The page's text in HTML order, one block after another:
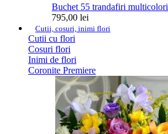
Buchet 55 trandafiri multicolori
795,00 lei
Cutii, cosuri, inimi flori
Cutii cu flori
Cosuri flori
Inimi de flori
Coronite Premiere